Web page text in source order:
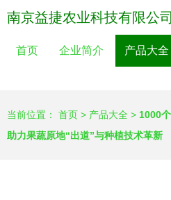
南京益捷农业科技有限公司
首页 企业简介 产品大全
当前位置： 首页 > 产品大全 > 1000
助力果蔬原地“出道”与种植技术革新